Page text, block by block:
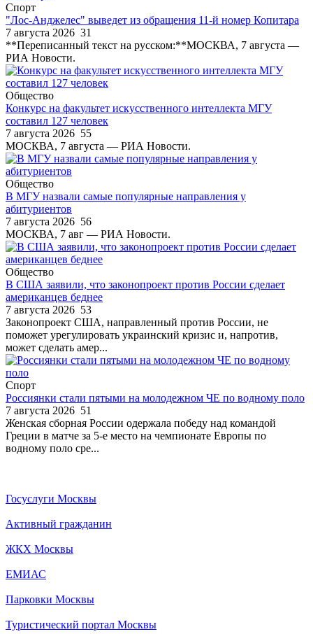
Спорт
"Лос-Анджелес" выведет из обращения 11-й номер Копитара
7 августа 2026 31
**Переписанный текст на русском:**МОСКВА, 7 августа —
РИА Новости.
Общество
Конкурс на факультет искусственного интеллекта МГУ
составил 127 человек
7 августа 2026 55
МОСКВА, 7 августа — РИА Новости.
Общество
В МГУ назвали самые популярные направления у
абитуриентов
7 августа 2026 56
МОСКВА, 7 авг — РИА Новости.
Общество
В США заявили, что законопроект против России сделает
американцев беднее
7 августа 2026 53
Законопроект США, направленный против России, не
поможет урегулировать украинский кризис и, напротив,
может сделать амер...
Спорт
Россиянки стали пятыми на молодежном ЧЕ по водному поло
7 августа 2026 51
Женская сборная России одержала победу над командой
Греции в матче за 5-е место на чемпионате Европы по
водному поло сре...
Госуслуги Москвы
Активный гражданин
ЖКХ Москвы
ЕМИАС
Парковки Москвы
Туристический портал Москвы